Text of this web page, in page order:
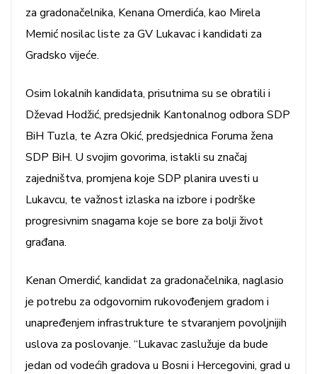
za gradonačelnika, Kenana Omerdića, kao Mirela
Memić nosilac liste za GV Lukavac i kandidati za
Gradsko vijeće.
Osim lokalnih kandidata, prisutnima su se obratili i
Dževad Hodžić, predsjednik Kantonalnog odbora SDP
BiH Tuzla, te Azra Okić, predsjednica Foruma žena
SDP BiH. U svojim govorima, istakli su značaj
zajedništva, promjena koje SDP planira uvesti u
Lukavcu, te važnost izlaska na izbore i podrške
progresivnim snagama koje se bore za bolji život
građana.
Kenan Omerdić, kandidat za gradonačelnika, naglasio
je potrebu za odgovornim rukovođenjem gradom i
unapređenjem infrastrukture te stvaranjem povoljnijih
uslova za poslovanje. “Lukavac zaslužuje da bude
jedan od vodećih gradova u Bosni i Hercegovini, grad u